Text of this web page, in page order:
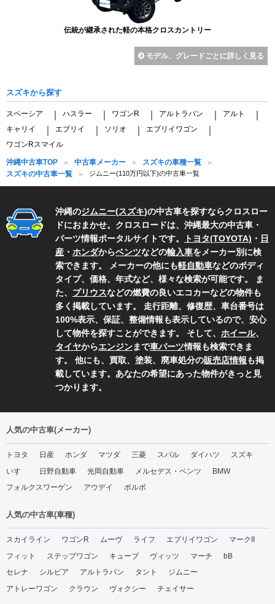
伝統が継承された軽の本格クロスカントリー
モデル、グレードごとに詳しく見る
スズキから探す
スペーシア ハスラー ワゴンR アルトラパン アルト
キャリイ エブリイ ソリオ エブリイワゴン
ワゴンRスマイル
沖縄中古車TOP 中古車メーカー
スズキの車種一覧
スズキの中古車一覧
ジムニー(110万円以下)の中古車一覧
沖縄のジムニー(スズキ)の中古車を探すならクロスロー
ドにおまかせ。クロスロードは、沖縄最大の中古車・
パーツ情報ポータルサイトです。
トヨタ(TOYOTA) ・ 日
産 ・ ホンダからベンツなどの輸入車をメーカー別に検
索できます。 メーカーの他にも軽自動車などのボディ
タイプ、価格、年式など、様々な検索が可能です。 ま
た、 プリウスなどの燃費の良いエコカーなどの物件も
多く掲載しています。 走行距離、修復歴、車台番号は
100%表示、保証、整備情報も表示しているので、安心
して物件を探すことができます。 そして、 ホイール、
タイヤからエンジンまで車パーツ情報も検索できま
す。 他にも、買取、塗装、廃車処分の販売店情報も掲
載しています。あなたの希望にあった物件がきっと見
つかります。
人気の中古車(メーカー)
トヨタ 日産 ホンダ マツダ 三菱 スバル ダイハツ
スズキ
いすゞ
日野自動車 光岡自動車 メルセデス・ベンツ
BMW
フォルクスワーゲン
アウデイ ボルボ
人気の中古車(車種)
スカイライン ワゴンR ムーヴ ライフ エブリイワゴン
マークII
フィット
ステップワゴン キューブ ヴィッツ マーチ
bB
セレナ
シルビア アルトラパン タント
ジムニー
アトレーワゴン
クラウン ヴォクシー チェイサー